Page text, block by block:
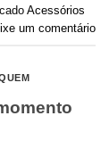
Acessórios
um comentário